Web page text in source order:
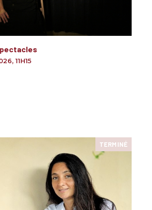
, 11H15
TERMINÉ